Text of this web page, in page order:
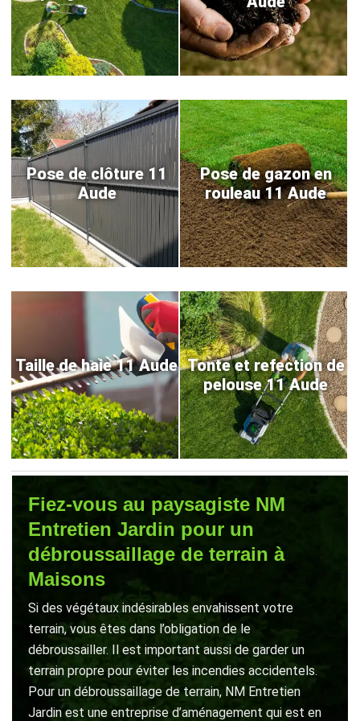
Pose de clôture 11
Aude
Pose de gazon en
rouleau 11 Aude
Taille de haie 11 Aude Tonte et refection de
pelouse 11 Aude
Fiez-vous au paysagiste NM
Entretien Jardin pour un
débroussaillage de terrain à
Maisons
Si des végétaux indésirables envahissent votre
terrain, vous êtes dans l’obligation de le
débroussailler. Il est important aussi de garder un
terrain propre pour éviter les incendies accidentels.
Pour un débroussaillage de terrain, NM Entretien
Jardin est une entreprise d’aménagement qui est en